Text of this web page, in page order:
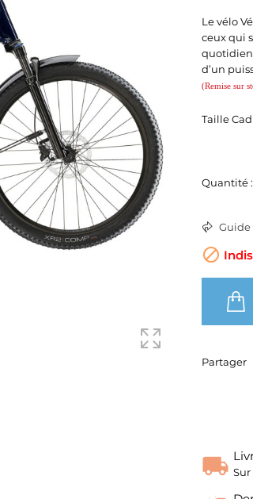
Le vélo
ceux qui
d’un
(Remise sur
Taille
Quantité :
Guide

Partager
Sur